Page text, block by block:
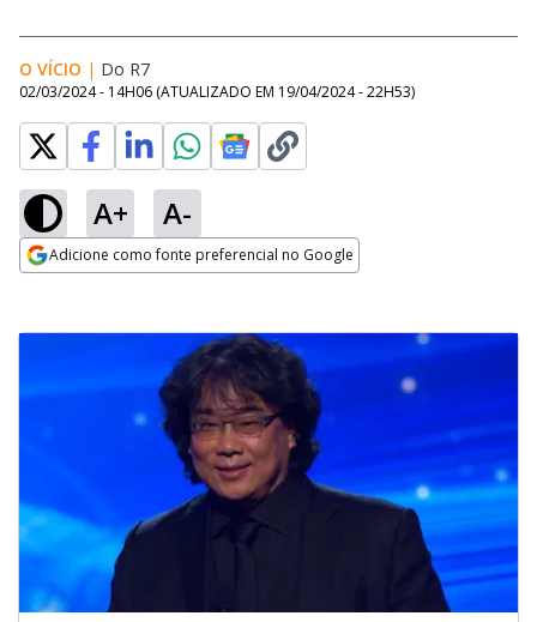
O VÍCIO | Do R7
02/03/2024 - 14H06 (ATUALIZADO EM 19/04/2024 - 22H53)
A+ A-
Adicione como fonte preferencial no Google